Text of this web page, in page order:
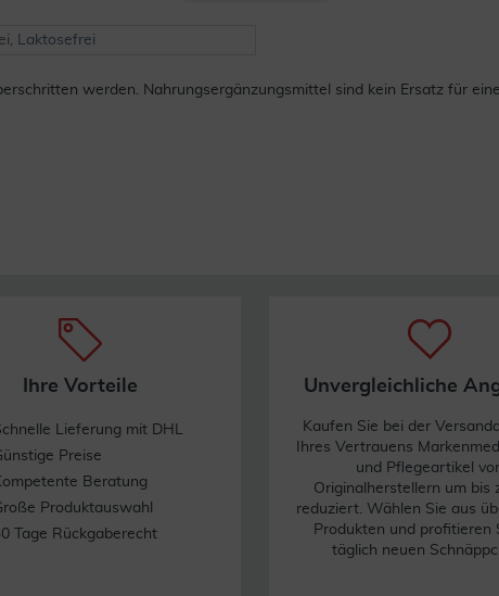
Laktosefrei
werden. Nahrungsergänzungsmittel sind kein Ersatz für
Ihre Vorteile
Lieferung mit DHL
Preise
Beratung
Produktauswahl
Tage Rückgaberecht
Unvergleichliche
Kaufen Sie bei der
Ihres Vertrauens
und Pflegeartikel
Originalherstellern um bis
reduziert. Wählen Sie aus
Produkten und profitieren
täglich neuen